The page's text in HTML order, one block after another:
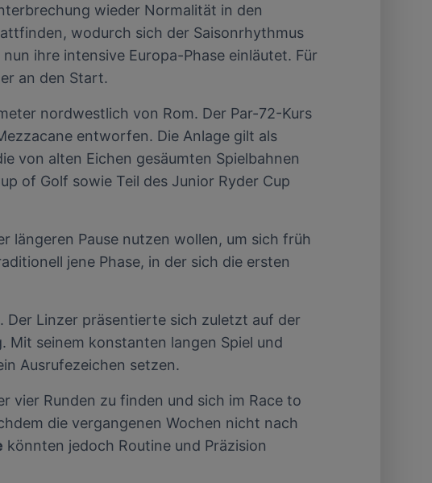
wieder Normalität in den
wodurch sich der Saisonrhythmus
ihre intensive Europa-Phase einläutet. Für
an den Start.
nordwestlich von Rom. Der Par-72-Kurs
entworfen. Die Anlage gilt als
von alten Eichen gesäumten Spielbahnen
of Golf sowie Teil des Junior Ryder Cup
längeren Pause nutzen wollen, um sich früh
jene Phase, in der sich die ersten
Der Linzer präsentierte sich zuletzt auf der
Mit seinem konstanten langen Spiel und
Ausrufezeichen setzen.
vier Runden zu finden und sich im Race to
die vergangenen Wochen nicht nach
könnten jedoch Routine und Präzision